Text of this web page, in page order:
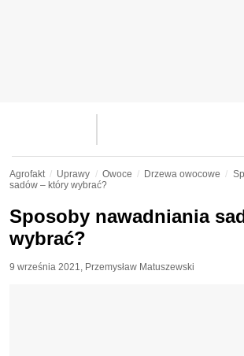
Agrofakt Uprawy Owoce Drzewa owocowe
sadów – który wybrać?
Sposoby nawadniania
wybrać?
9 września 2021, Przemysław Matuszewski